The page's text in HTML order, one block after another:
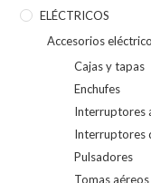
ELÉCTRICOS
Accesorios
Cajas y tapas
Enchufes
Interruptores
Interruptores
Pulsadores
Tomas aéreos